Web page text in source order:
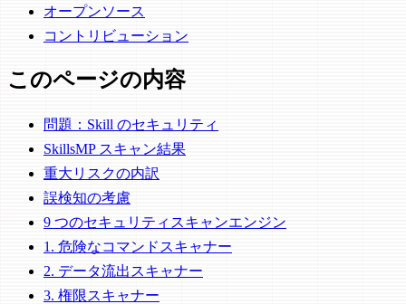
オープンソース
コントリビューション
このページの内容
問題：Skill のセキュリティ
SkillsMP スキャン結果
重大リスクの内訳
誤検知の考慮
9 つのセキュリティスキャンエンジン
1. 危険なコマンドスキャナー
2. データ流出スキャナー
3. 権限スキャナー